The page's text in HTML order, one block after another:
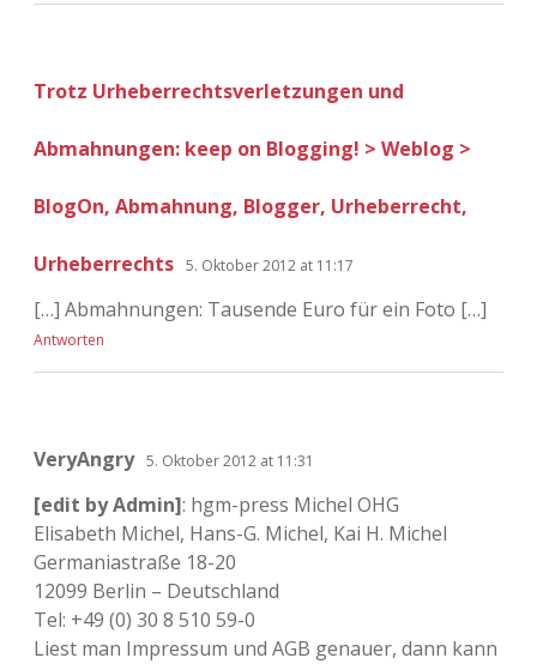
Trotz Urheberrechtsverletzungen und
Abmahnungen: keep on Blogging! > Weblog >
BlogOn, Abmahnung, Blogger, Urheberrecht,
Urheberrechts 5. Oktober 2012 at 11:17
[…] Abmahnungen: Tausende Euro für ein Foto […]
Antworten
VeryAngry 5. Oktober 2012 at 11:31
[edit by Admin]: hgm-press Michel OHG
Elisabeth Michel, Hans-G. Michel, Kai H. Michel
Germaniastraße 18-20
12099 Berlin – Deutschland
Tel: +49 (0) 30 8 510 59-0
Liest man Impressum und AGB genauer, dann kann